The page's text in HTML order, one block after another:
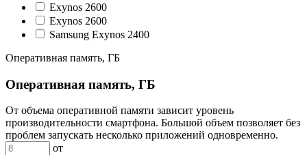
Exynos 2600
Exynos 2600
Samsung Exynos 2400
Оперативная память, ГБ
Оперативная память, ГБ
От объема оперативной памяти зависит уровень
производительности смартфона. Большой объем позволяет без
проблем запускать несколько приложений одновременно.
от